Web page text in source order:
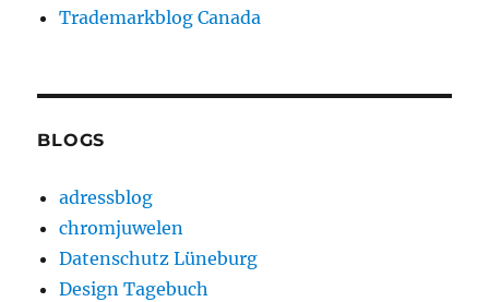
Trademarkblog Canada
BLOGS
adressblog
chromjuwelen
Datenschutz Lüneburg
Design Tagebuch